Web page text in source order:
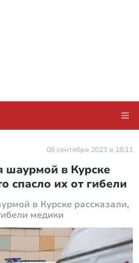
08 сентября 2023 в 18:11
шаурмой в Курске
спасло их от гибели
в Курске рассказали,
медики